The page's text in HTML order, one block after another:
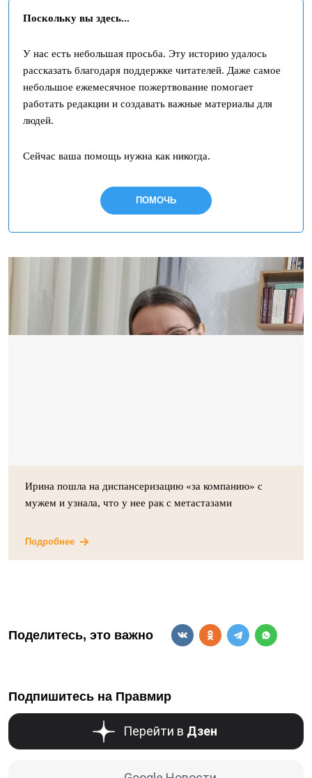
Поскольку вы здесь...
У нас есть небольшая просьба. Эту историю удалось
рассказать благодаря поддержке читателей. Даже самое
небольшое ежемесячное пожертвование помогает
работать редакции и создавать важные материалы для
людей.
Сейчас ваша помощь нужна как никогда.
ПОМОЧЬ
Ирина пошла на диспансеризацию «за компанию» с
мужем и узнала, что у нее рак с метастазами
Подробнее
Поделитесь, это важно
Подпишитесь на Правмир
Перейти в Дзен